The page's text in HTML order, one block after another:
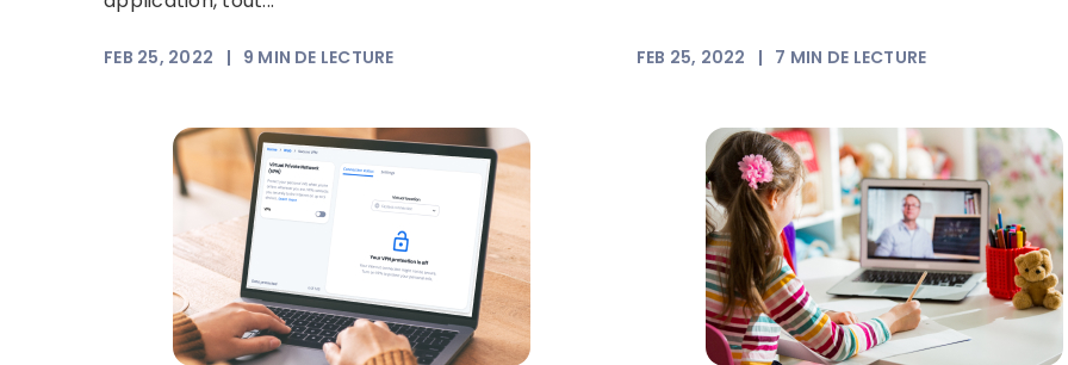
FEB 25, 2022 | 9 MIN DE LECTURE FEB 25, 2022 | 7 MIN DE LECTURE